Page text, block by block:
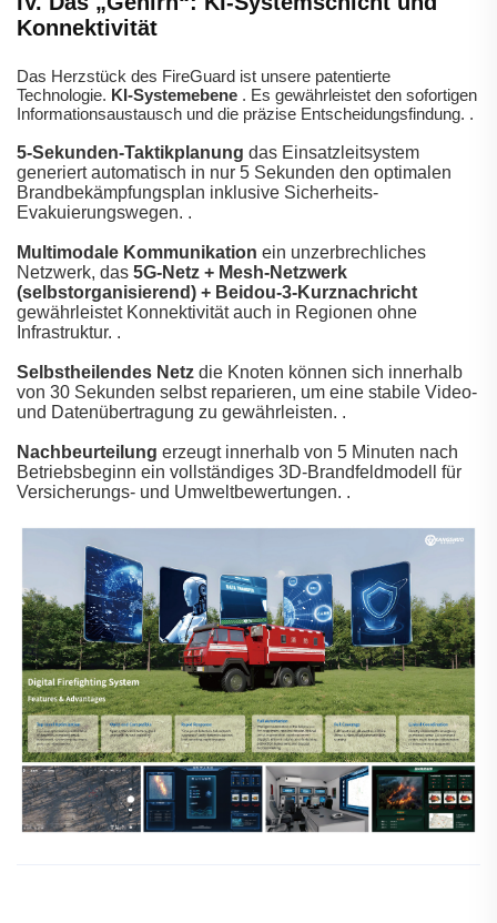
Konnektivität
Das Herzstück des FireGuard ist unsere patentierte
Technologie. KI-Systemebene . Es gewährleistet den sofortigen
Informationsaustausch und die präzise Entscheidungsfindung. .
5-Sekunden-Taktikplanung das Einsatzleitsystem
generiert automatisch in nur 5 Sekunden den optimalen
Brandbekämpfungsplan inklusive Sicherheits-
Evakuierungswegen. .
Multimodale Kommunikation ein unzerbrechliches
Netzwerk, das 5G-Netz + Mesh-Netzwerk
(selbstorganisierend) + Beidou-3-Kurznachricht
gewährleistet Konnektivität auch in Regionen ohne
Infrastruktur. .
Selbstheilendes Netz die Knoten können sich innerhalb
von 30 Sekunden selbst reparieren, um eine stabile Video-
und Datenübertragung zu gewährleisten. .
Nachbeurteilung erzeugt innerhalb von 5 Minuten nach
Betriebsbeginn ein vollständiges 3D-Brandfeldmodell für
Versicherungs- und Umweltbewertungen. .